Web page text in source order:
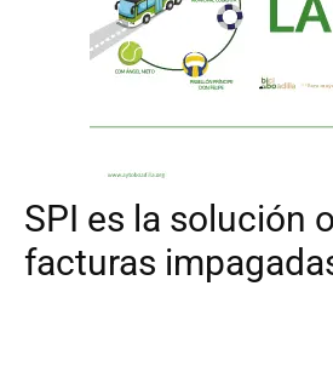
SPI es la solución
facturas